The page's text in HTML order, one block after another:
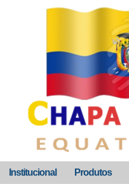
Institucional Produtos